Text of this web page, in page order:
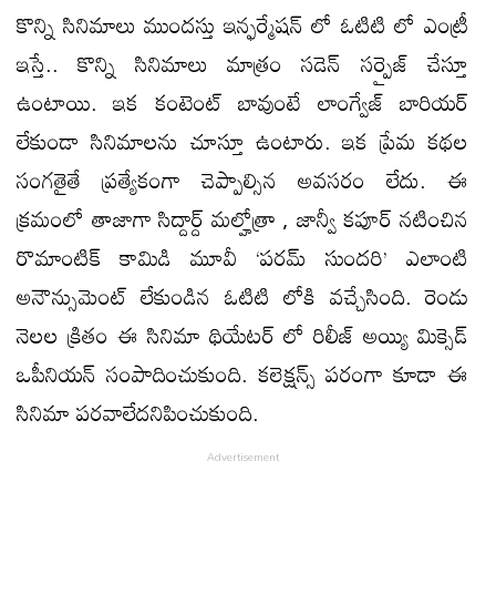
కొన్ని సినిమాలు ముందస్తు ఇన్ఫర్మేషన్ లో ఓటిటి లో ఎంట్రీ
ఇస్తే.. కొన్ని సినిమాలు మాత్రం సడెన్ సర్ప్రైజ్ చేస్తూ
ఉంటాయి. ఇక కంటెంట్ బావుంటే లాంగ్వేజ్ బారియర్
లేకుండా సినిమాలను చూస్తూ ఉంటారు. ఇక ప్రేమ కథల
సంగతైతే ప్రత్యేకంగా చెప్పాల్సిన అవసరం లేదు. ఈ
క్రమంలో తాజాగా సిద్దార్ద్ మల్హోత్రా , జాన్వీ కపూర్ నటించిన
రొమాంటిక్ కామిడి మూవీ ‘పరమ్ సుందరి’ ఎలాంటి
అనౌన్సుమెంట్ లేకుండిన ఓటిటి లోకి వచ్చేసింది. రెండు
నెలల క్రితం ఈ సినిమా థియేటర్ లో రిలీజ్ అయ్యి మిక్సెడ్
ఒపీనియన్ సంపాదించుకుంది. కలెక్షన్స్ పరంగా కూడా ఈ
సినిమా పరవాలేదనిపించుకుంది.